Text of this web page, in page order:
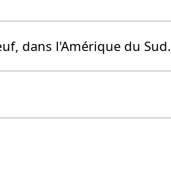
dans l'Amérique du Sud.